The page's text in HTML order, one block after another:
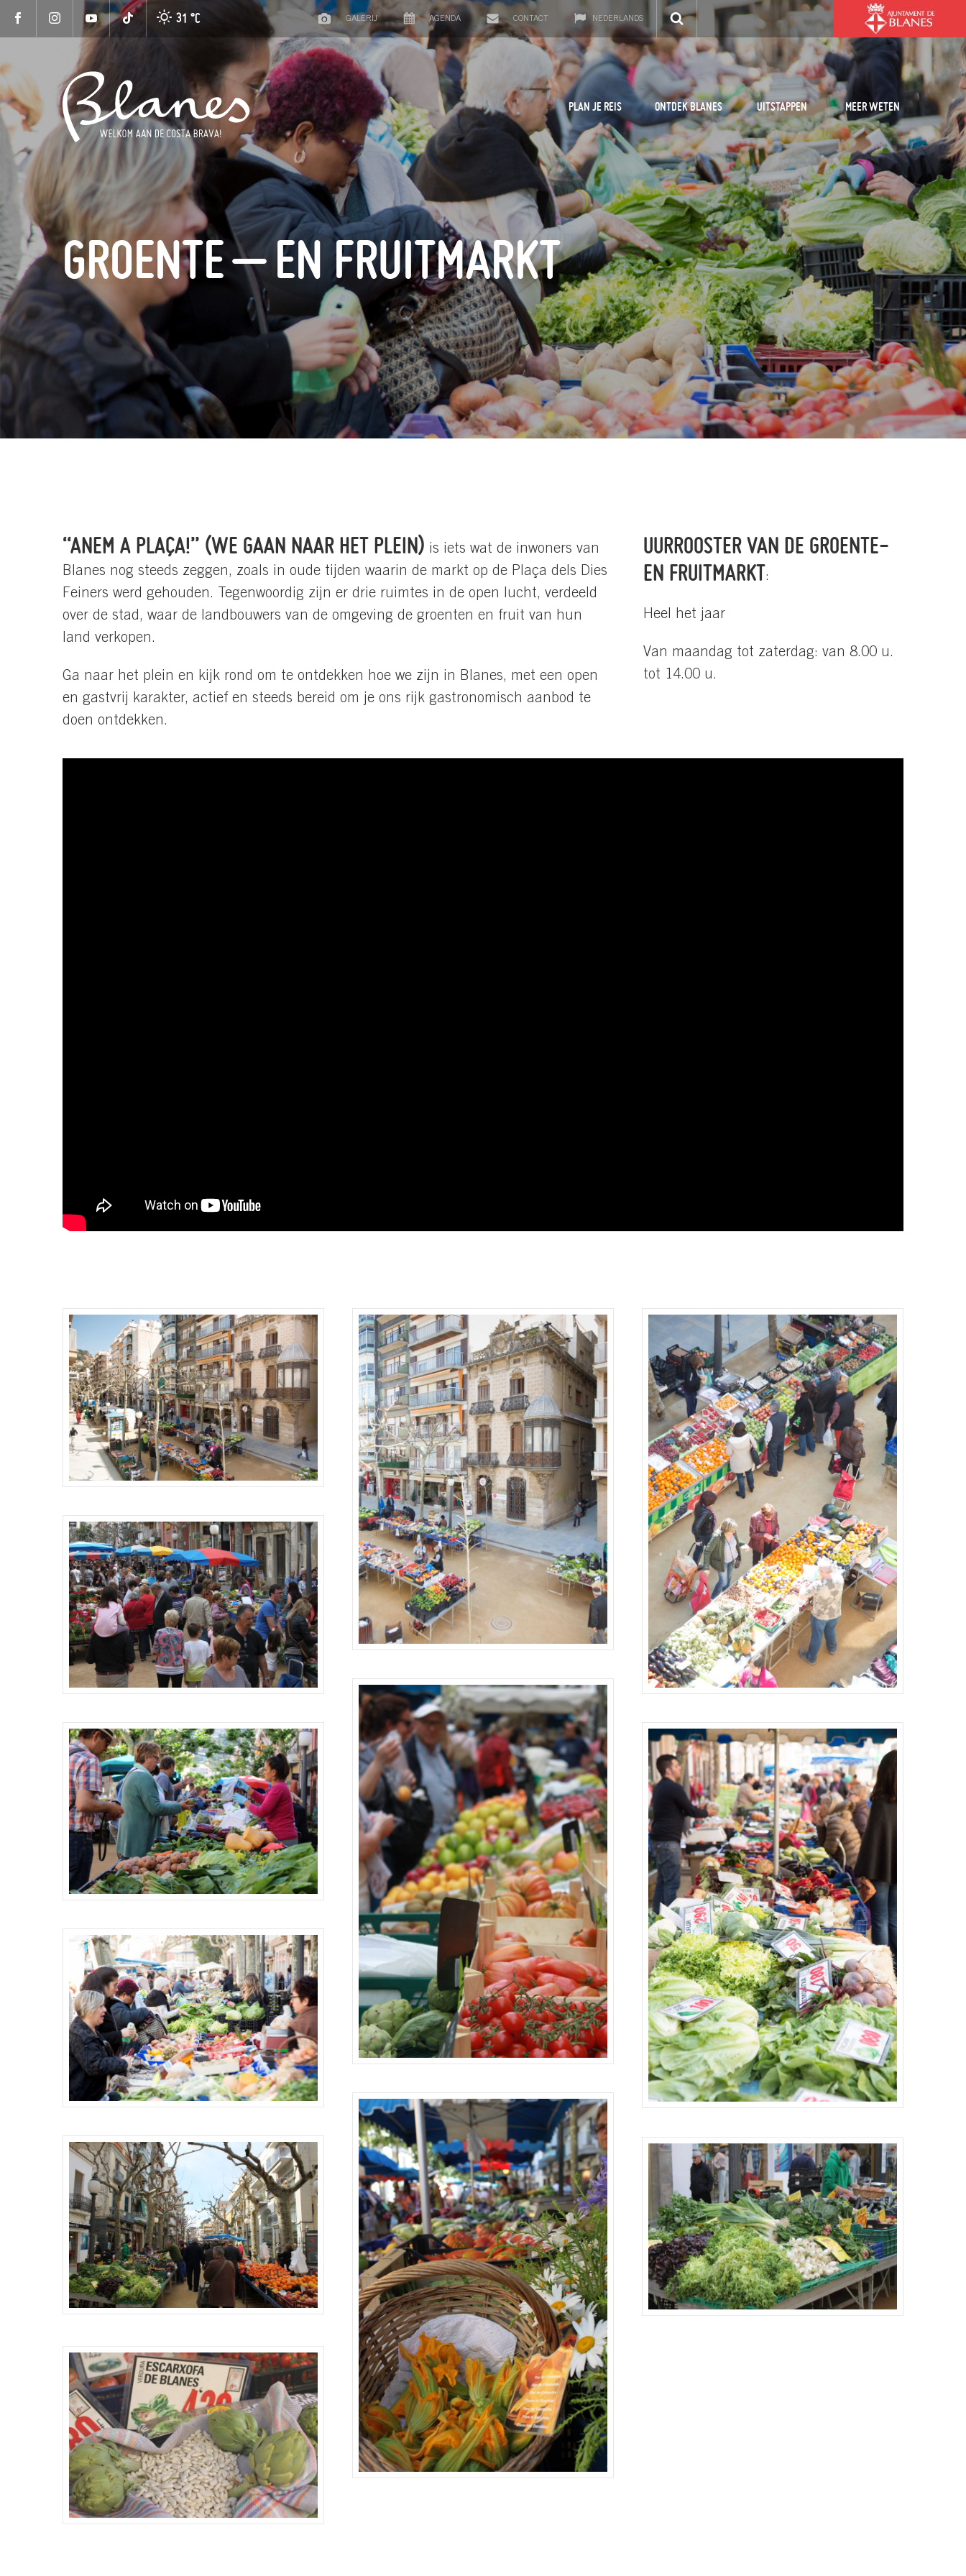
31 °C GALERIJ AGENDA CONTACT NEDERLANDS
PLAN JE REIS ONTDEK BLANES UITSTAPPEN MEER WETEN
GROENTE – EN FRUITMARKT
“ANEM A PLAÇA!” (WE GAAN NAAR HET PLEIN) is iets wat de inwoners van
Blanes nog steeds zeggen, zoals in oude tijden waarin de markt op de Plaça dels Dies
Feiners werd gehouden. Tegenwoordig zijn er drie ruimtes in de open lucht, verdeeld
over de stad, waar de landbouwers van de omgeving de groenten en fruit van hun
land verkopen.
Ga naar het plein en kijk rond om te ontdekken hoe we zijn in Blanes, met een open
en gastvrij karakter, actief en steeds bereid om je ons rijk gastronomisch aanbod te
doen ontdekken.
UURROOSTER VAN DE GROENTE-
EN FRUITMARKT:
Heel het jaar
Van maandag tot zaterdag: van 8.00 u.
tot 14.00 u.